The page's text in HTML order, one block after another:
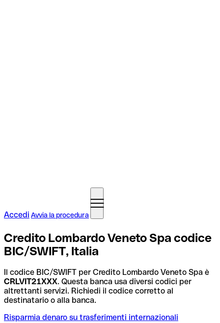
Accedi Avvia la procedura
Credito Lombardo Veneto Spa codice
BIC/SWIFT, Italia
Il codice BIC/SWIFT per Credito Lombardo Veneto Spa è
CRLVIT21XXX. Questa banca usa diversi codici per
altrettanti servizi. Richiedi il codice corretto al
destinatario o alla banca.
Risparmia denaro su trasferimenti internazionali